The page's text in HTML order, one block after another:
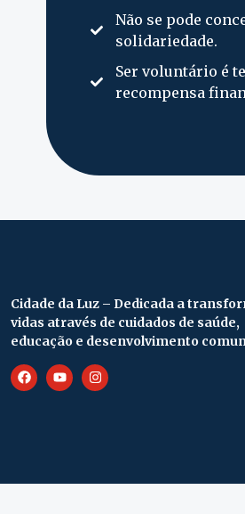
Não se pode
solidariedade.
Ser voluntário é
recompensa
Cidade da Luz – Dedicada a
vidas através de cuidados de saúde,
educação e desenvolvimento